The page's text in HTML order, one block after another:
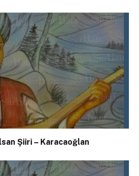
Şiiri – Karacaoğlan